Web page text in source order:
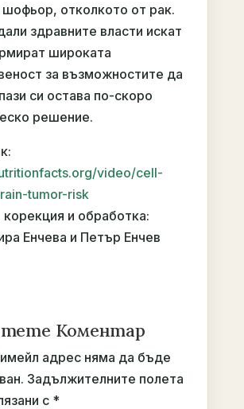
шофьор, отколкото от рак.
здравните власти искат
широката
за възможностите да
си остава по-скоро
решение.
video/cell-
tumor-risk
и обработка:
Енчева и Петър Енчев
Коментар
адрес няма да бъде
Задължителните полета
с *